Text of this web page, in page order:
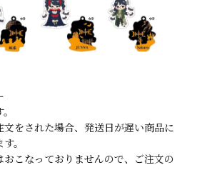
をされた場合、発送日が遅い商品に
。
こなっておりませんので、ご注文の